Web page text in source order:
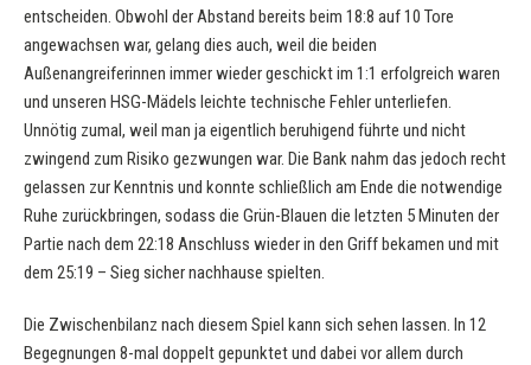
entscheiden. Obwohl der Abstand bereits beim 18:8 auf 10 Tore
angewachsen war, gelang dies auch, weil die beiden
Außenangreiferinnen immer wieder geschickt im 1:1 erfolgreich waren
und unseren HSG-Mädels leichte technische Fehler unterliefen.
Unnötig zumal, weil man ja eigentlich beruhigend führte und nicht
zwingend zum Risiko gezwungen war. Die Bank nahm das jedoch recht
gelassen zur Kenntnis und konnte schließlich am Ende die notwendige
Ruhe zurückbringen, sodass die Grün-Blauen die letzten 5 Minuten der
Partie nach dem 22:18 Anschluss wieder in den Griff bekamen und mit
dem 25:19 – Sieg sicher nachhause spielten.
Die Zwischenbilanz nach diesem Spiel kann sich sehen lassen. In 12
Begegnungen 8-mal doppelt gepunktet und dabei vor allem durch